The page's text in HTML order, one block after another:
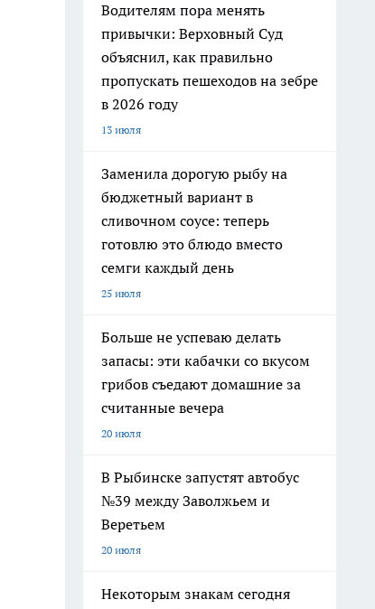
Водителям пора менять
привычки: Верховный Суд
объяснил, как правильно
пропускать пешеходов на зебре
в 2026 году
13 июля
Заменила дорогую рыбу на
бюджетный вариант в
сливочном соусе: теперь
готовлю это блюдо вместо
семги каждый день
25 июля
Больше не успеваю делать
запасы: эти кабачки со вкусом
грибов съедают домашние за
считанные вечера
20 июля
В Рыбинске запустят автобус
№39 между Заволжьем и
Веретьем
20 июля
Некоторым знакам сегодня